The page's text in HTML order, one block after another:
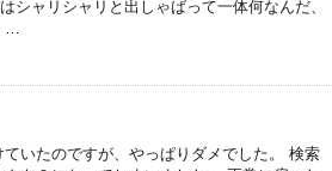
シャリシャリと出しゃばって一体何なんだ、
…
いたのですが、やっぱりダメでした。 検索